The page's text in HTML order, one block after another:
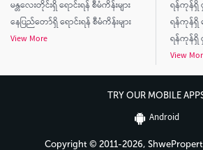
မန္တလေးတိုင်းရှိ ရောင်းရန် စီမံကိန်းများ
နေပြည်တော်ရှိ ရောင်းရန် စီမံကိန်းများ
View More
ရန်ကုန်ရှိ
ရန်ကုန်ရှိ
ရန်ကုန်ရှိ
View
TRY OUR MOBILE
Android
Copyright © 2011-2026,